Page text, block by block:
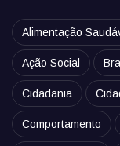
Alimentação
Ação Social
Cidadania
Comportamento